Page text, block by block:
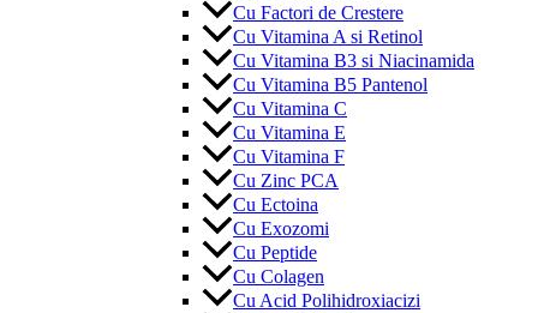
Cu Factori de Crestere
Cu Vitamina A si Retinol
Cu Vitamina B3 si Niacinamida
Cu Vitamina B5 Pantenol
Cu Vitamina C
Cu Vitamina E
Cu Vitamina F
Cu Zinc PCA
Cu Ectoina
Cu Exozomi
Cu Peptide
Cu Colagen
Cu Acid Polihidroxiacizi